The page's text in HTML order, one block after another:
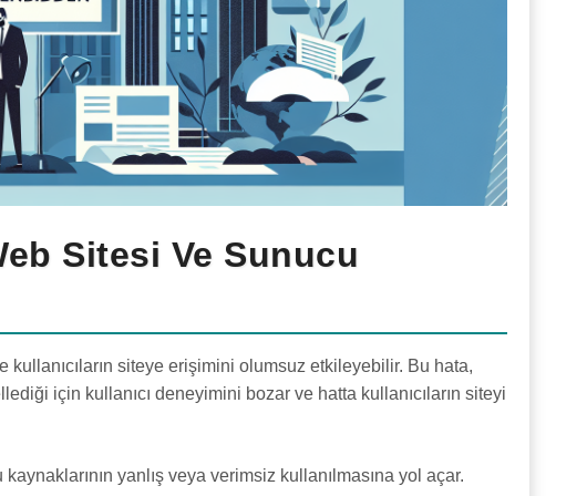
Sitesi Ve Sunucu
kullanıcıların siteye erişimini olumsuz etkileyebilir. Bu hata,
için kullanıcı deneyimini bozar ve hatta kullanıcıların siteyi
yanlış veya verimsiz kullanılmasına yol açar.